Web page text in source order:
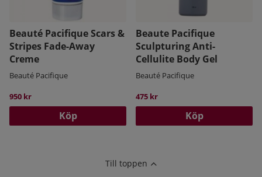
Beauté Pacifique Scars &
Stripes Fade-Away
Creme
Beauté Pacifique
950 kr
Köp
Beaute Pacifique
Sculpturing Anti-
Cellulite Body Gel
Beauté Pacifique
475 kr
Köp
Till toppen